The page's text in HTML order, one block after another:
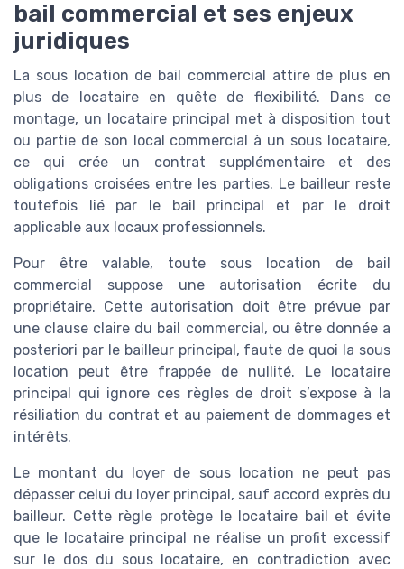
bail commercial et ses enjeux
juridiques
La sous location de bail commercial attire de plus en
plus de locataire en quête de flexibilité. Dans ce
montage, un locataire principal met à disposition tout
ou partie de son local commercial à un sous locataire,
ce qui crée un contrat supplémentaire et des
obligations croisées entre les parties. Le bailleur reste
toutefois lié par le bail principal et par le droit
applicable aux locaux professionnels.
Pour être valable, toute sous location de bail
commercial suppose une autorisation écrite du
propriétaire. Cette autorisation doit être prévue par
une clause claire du bail commercial, ou être donnée a
posteriori par le bailleur principal, faute de quoi la sous
location peut être frappée de nullité. Le locataire
principal qui ignore ces règles de droit s’expose à la
résiliation du contrat et au paiement de dommages et
intérêts.
Le montant du loyer de sous location ne peut pas
dépasser celui du loyer principal, sauf accord exprès du
bailleur. Cette règle protège le locataire bail et évite
que le locataire principal ne réalise un profit excessif
sur le dos du sous locataire, en contradiction avec